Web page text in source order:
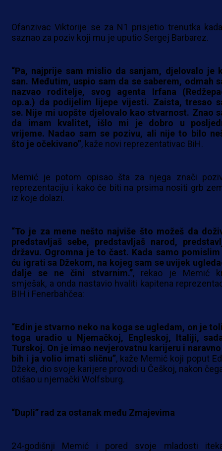
Ofanzivac Viktorije se za N1 prisjetio trenutka
saznao za poziv koji mu je uputio Sergej Barbarez.
“Pa, najprije sam mislio da sanjam, djelovalo je
san. Međutim, uspio sam da se saberem, odmah
nazvao roditelje, svog agenta Irfana
op.a.) da podijelim lijepe vijesti. Zaista, tresao
se. Nije mi uopšte djelovalo kao stvarnost. Znao
da imam kvalitet, išlo mi je dobro u
vrijeme. Nadao sam se pozivu, ali nije to bilo
što je očekivano”, kaže novi reprezentativac BiH.
Memić je potom opisao šta za njega znači
reprezentaciju i kako će biti na prsima nositi grb
iz koje dolazi.
“To je za mene nešto najviše što možeš da
predstavljaš sebe, predstavljaš narod,
državu. Ogromna je to čast. Kada samo
ću igrati sa Džekom, na kojeg sam se uvijek
dalje se ne čini stvarnim.”, rekao je Memić
smješak, a onda nastavio hvaliti kapitena
BIH i Fenerbahčea:
“Edin je stvarno neko na koga se ugledam, on je
toga uradio u Njemačkoj, Engleskoj, Italiji,
Turskoj. On je imao nevjerovatnu karijeru i
bih i ja volio imati sličnu”, kaže Memić koji poput
Džeke, dio svoje karijere provodi u Češkoj, nakon
otišao u njemački Wolfsburg.
“Dupli” rad za ostanak među Zmajevima
24-godišnji Memić i pored svoje mladosti